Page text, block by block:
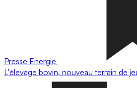
Presse Energie
L'élevage bovin, nouveau terrain de